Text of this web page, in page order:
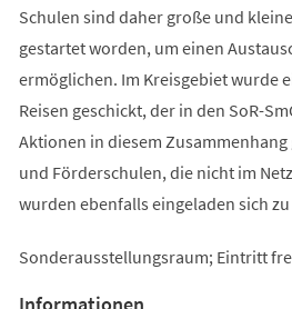
Schulen sind daher große und
gestartet worden, um einen
ermöglichen. Im Kreisgebiet wurde
Reisen geschickt, der in den SoR-
Aktionen in diesem
und Förderschulen, die nicht im
wurden ebenfalls eingeladen sich
Sonderausstellungsraum; Eintritt
Informationen